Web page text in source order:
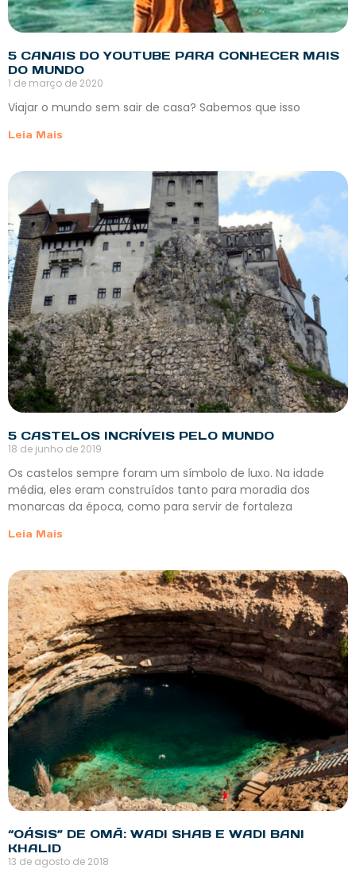
5 CANAIS DO YOUTUBE PARA CONHECER MAIS
DO MUNDO
1 de março de 2020
Viajar o mundo sem sair de casa? Sabemos que isso
Leia Mais
5 CASTELOS INCRÍVEIS PELO MUNDO
18 de junho de 2019
Os castelos sempre foram um símbolo de luxo. Na idade
média, eles eram construídos tanto para moradia dos
monarcas da época, como para servir de fortaleza
Leia Mais
“OÁSIS” DE OMÃ: WADI SHAB E WADI BANI
KHALID
13 de agosto de 2018